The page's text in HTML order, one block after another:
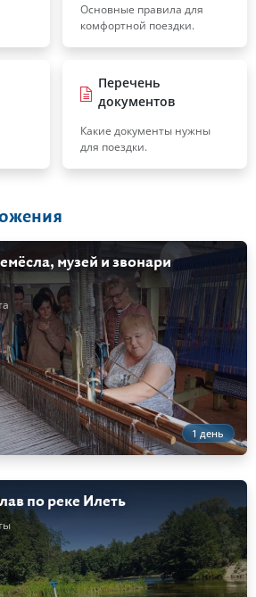
Основные правила для
комфортной поездки.
Перечень
документов
Какие документы нужны
для поездки.
музей и звонари
1 день
по реке Илеть